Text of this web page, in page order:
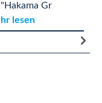
Gr
lesen